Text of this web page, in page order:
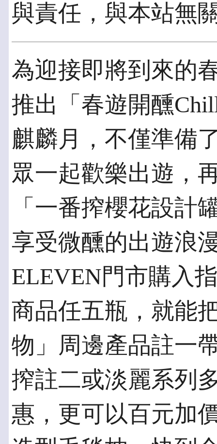
與責任，與本站無
為迎接即將到來的
推出「春遊開醺
麒麟月，不僅準備
眾一起歡樂出遊，
「一番搾櫻花設計
享受微醺的出遊浪
ELEVEN門市購入
商品任五瓶，就能
物」周邊產品註一
搾註二或淡麗系列
惠，更可以百元加